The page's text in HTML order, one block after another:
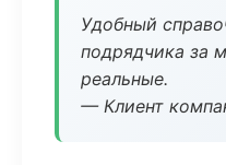
Удобный
подрядчика за
реальные.
— Клиент